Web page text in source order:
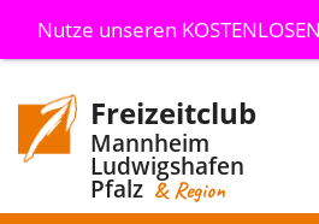
Nutze unseren
Freizeitclub
Mannheim
Ludwigshafen
Pfalz & Region